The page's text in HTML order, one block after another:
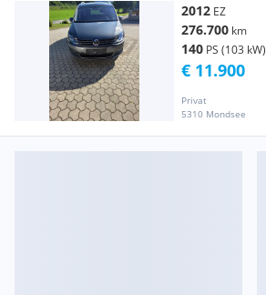
2012 EZ
276.700 km
140 PS (103 kW)
Privat
5310 Mondsee
€ 11.900